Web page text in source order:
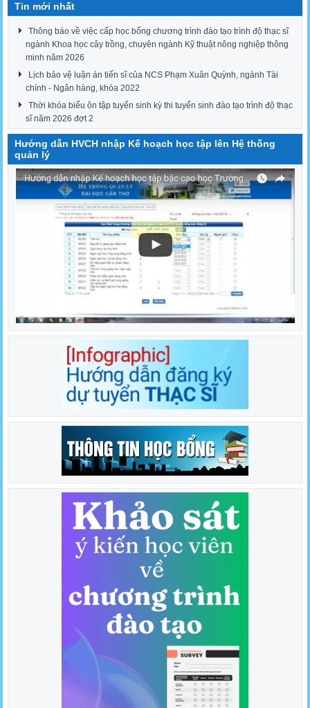
Tin mới nhất
Thông báo về việc cấp học bổng chương trình đào tạo trình độ thạc sĩ
ngành Khoa học cây trồng, chuyên ngành Kỹ thuật nông nghiệp thông
minh năm 2026
Lịch bảo vệ luận án tiến sĩ của NCS Phạm Xuân Quỳnh, ngành Tài
chính - Ngân hàng, khóa 2022
Thời khóa biểu ôn tập tuyển sinh kỳ thi tuyển sinh đào tạo trình độ thạc
sĩ năm 2026 đợt 2
Hướng dẫn HVCH nhập Kế hoạch học tập lên Hệ thống
quản lý